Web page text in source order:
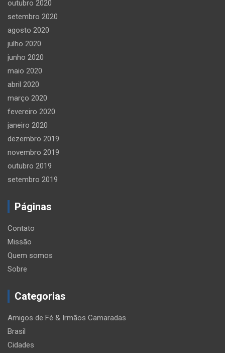
outubro 2020
setembro 2020
agosto 2020
julho 2020
junho 2020
maio 2020
abril 2020
março 2020
fevereiro 2020
janeiro 2020
dezembro 2019
novembro 2019
outubro 2019
setembro 2019
Páginas
Contato
Missão
Quem somos
Sobre
Categorias
Amigos de Fé & Irmãos Camaradas
Brasil
Cidades